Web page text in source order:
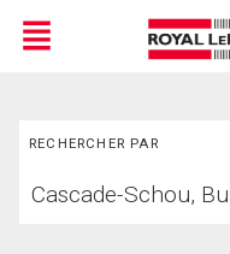
Menu
RECHERCHER PAR
votre